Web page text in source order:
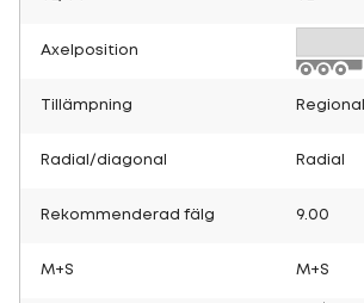
Axelposition
Tillämpning
Radial/diagonal Radial
Rekommenderad fälg 9.00
M+S M+S